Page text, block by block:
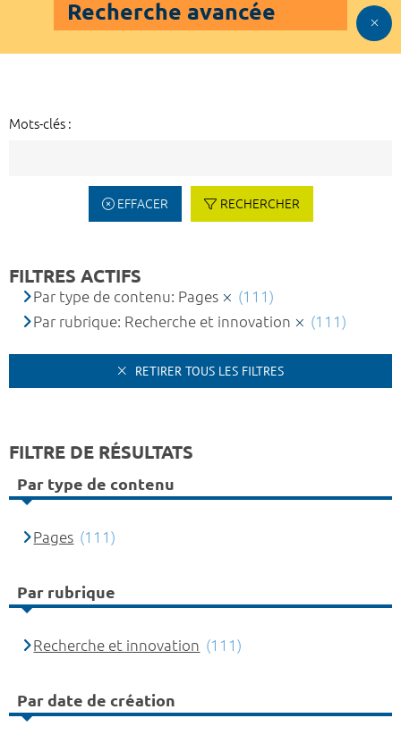
Recherche avancée
Mots-clés :
EFFACER RECHERCHER
FILTRES ACTIFS
Par type de contenu: Pages
(111)
Par rubrique: Recherche et innovation
(111)
RETIRER TOUS LES FILTRES
FILTRE DE RÉSULTATS
Par type de contenu
Pages (111)
Par rubrique
Recherche et innovation (111)
Par date de création